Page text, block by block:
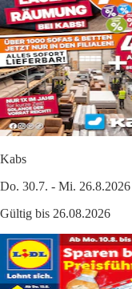
Kabs
Do. 30.7. - Mi. 26.8.2026
Gültig bis 26.08.2026